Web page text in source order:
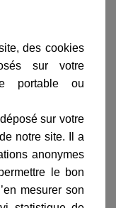
des cookies
sur votre
portable ou
sur votre
notre site. Il a
anonymes
le bon
mesurer son